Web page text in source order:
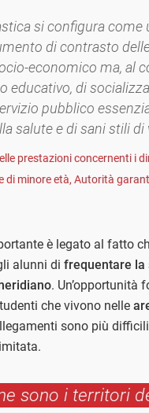
si configura come
di contrasto
economico ma, al
educativo, di
pubblico
salute e di sani stili di
prestazioni concernenti i
di minore età, Autorità
è legato al fatto
alunni di frequentare la
. Un’opportunità
che vivono nelle
sono più difficili
sono i territori